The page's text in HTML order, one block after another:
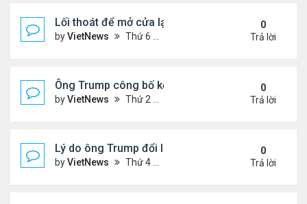
Lối thoát để mở cửa lại chính phủ Mỹ
byVietNews Thứ 6 Tháng 10 03, 2025 4:28 pm
0
Trả lời
Ông Trump công bố kế hoạch chấm dứt chiến sự
byVietNews Thứ 2 Tháng 9 29, 2025 4:47 pm
0
Trả lời
Lý do ông Trump đổi lập trường về lãnh thổ
byVietNews Thứ 4 Tháng 9 24, 2025 4:44 pm
0
Trả lời